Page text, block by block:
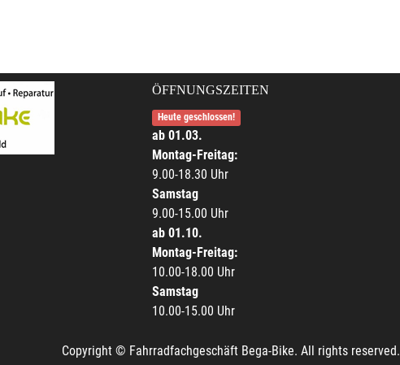
ÖFFNUNGSZEITEN
Heute geschlossen!
ab 01.03.
Montag-Freitag:
9.00-18.30 Uhr
Samstag
9.00-15.00 Uhr
ab 01.10.
Montag-Freitag:
10.00-18.00 Uhr
Samstag
10.00-15.00 Uhr
Copyright © Fahrradfachgeschäft Bega-Bike. All rights reserved.